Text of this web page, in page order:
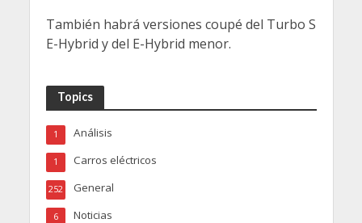
También habrá versiones coupé del Turbo S
E-Hybrid y del E-Hybrid menor.
Topics
Análisis
1
Carros eléctricos
1
General
252
Noticias
6